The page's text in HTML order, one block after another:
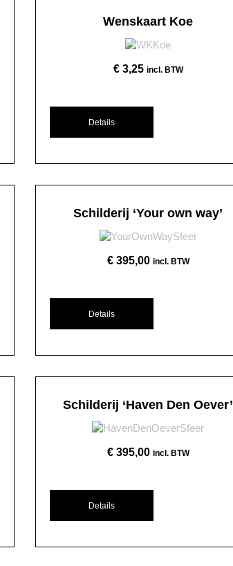
Wenskaart Koe
€3,25 incl. BTW
Details
Schilderij ‘Your own way’
€395,00 incl. BTW
Details
Schilderij ‘Haven Den Oever’
€395,00 incl. BTW
Details